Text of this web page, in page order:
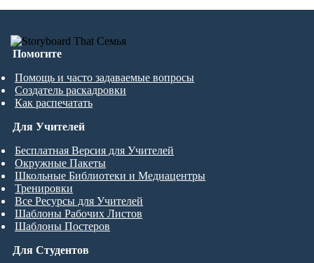
Помогите
Помощь и часто задаваемые вопросы
Создатель раскадровки
Как распечатать
Для Студентов
Для Учителей
Бесплатная Версия для Учителей
Окружные Пакеты
Школьные Библиотеки и Медиацентры
Тренировки
Все Ресурсы для Учителей
Шаблоны Рабочих Листов
Шаблоны Постеров